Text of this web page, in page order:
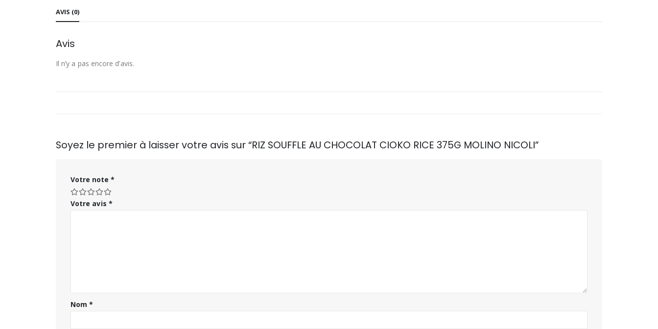
AVIS (0)
Avis
Il n’y a pas encore d’avis.
Soyez le premier à laisser votre avis sur “RIZ SOUFFLE AU CHOCOLAT CIOKO RICE 375G MOLINO NICOLI”
Votre note *
Votre avis *
Nom*